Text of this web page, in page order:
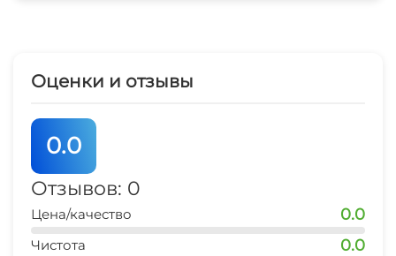
Оценки и отзывы
0.0
Отзывов: 0
Цена/качество 0.0
Чистота 0.0